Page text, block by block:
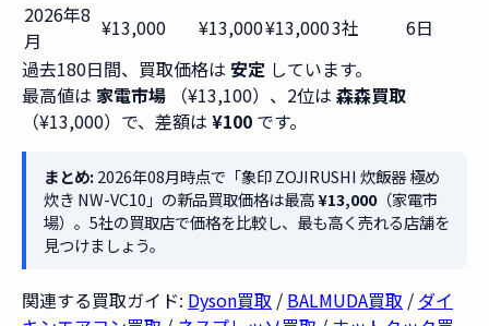
2026年8
月
¥13,000 ¥13,000¥13,0003社
6日
過去180日間、買取価格は 安定 しています。
最高値は 家電市場 （¥13,100）、2位は 森森買取
（¥13,000）で、差額は ¥100 です。
まとめ:2026年08月時点で「象印 ZOJIRUSHI 炊飯器 極め
炊き NW-VC10」の新品買取価格は最高¥13,000（家電市
場）。5社の買取店で価格を比較し、最も高く売れる店舗を
見つけましょう。
関連する買取ガイド: Dyson買取 / BALMUDA買取 / ダイ